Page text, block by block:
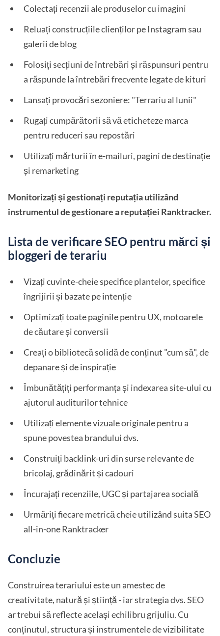
Colectați recenzii ale produselor cu imagini
Reluați construcțiile clienților pe Instagram sau
galerii de blog
Folosiți secțiuni de întrebări și răspunsuri pentru
a răspunde la întrebări frecvente legate de kituri
Lansați provocări sezoniere: "Terrariu al lunii"
Rugați cumpărătorii să vă eticheteze marca
pentru reduceri sau repostări
Utilizați mărturii în e-mailuri, pagini de destinație
și remarketing
Monitorizați și gestionați reputația utilizând
instrumentul de gestionare a reputației Ranktracker.
Lista de verificare SEO pentru mărci și
bloggeri de terariu
Vizați cuvinte-cheie specifice plantelor, specifice
îngrijirii și bazate pe intenție
Optimizați toate paginile pentru UX, motoarele
de căutare și conversii
Creați o bibliotecă solidă de conținut "cum să", de
depanare și de inspirație
Îmbunătățiți performanța și indexarea site-ului cu
ajutorul auditurilor tehnice
Utilizați elemente vizuale originale pentru a
spune povestea brandului dvs.
Construiți backlink-uri din surse relevante de
bricolaj, grădinărit și cadouri
Încurajați recenziile, UGC și partajarea socială
Urmăriți fiecare metrică cheie utilizând suita SEO
all-in-one Ranktracker
Concluzie
Construirea terariului este un amestec de
creativitate, natură și știință - iar strategia dvs. SEO
ar trebui să reflecte același echilibru grijuliu. Cu
conținutul, structura și instrumentele de vizibilitate